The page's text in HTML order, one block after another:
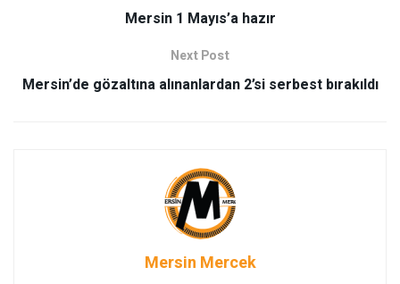
Mersin 1 Mayıs’a hazır
Next Post
Mersin’de gözaltına alınanlardan 2’si serbest bırakıldı
Mersin Mercek